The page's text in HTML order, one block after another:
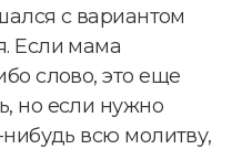
с вариантом
Если мама
слово, это еще
но если нужно
всю молитву,